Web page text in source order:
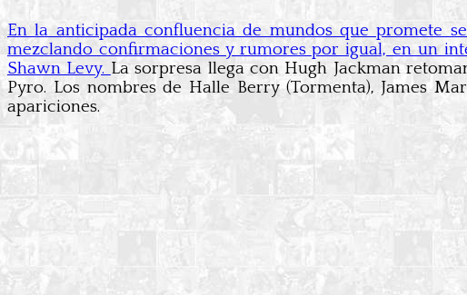
En la anticipada confluencia de mundos que promete
mezclando confirmaciones y rumores por igual, en un
Shawn Levy. La sorpresa llega con Hugh Jackman
Pyro. Los nombres de Halle Berry (Tormenta), James
apariciones.